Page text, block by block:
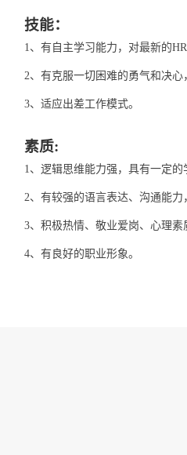
技能：
1、有自主学习能力，对最新的
2、有克服一切困难的勇气和决
3、适应出差工作模式。
素质:
1、逻辑思维能力强，具有一定
2、有较强的语言表达、沟通能
3、积极热情、敬业爱岗、心理
4、有良好的职业形象。